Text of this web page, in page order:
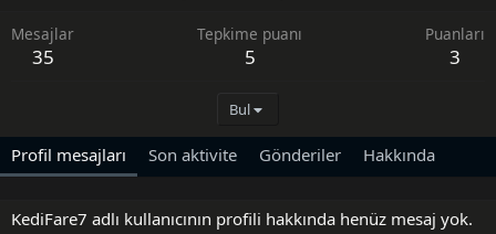
Mesajlar
35
Tepkime puanı
5
Puanları
3
Bul
Profil mesajları Son aktivite Gönderiler Hakkında
KediFare7 adlı kullanıcının profili hakkında henüz mesaj yok.